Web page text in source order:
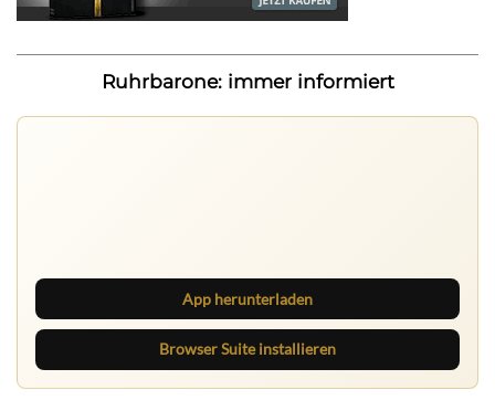
Ruhrbarone: immer informiert
App herunterladen
Browser Suite installieren